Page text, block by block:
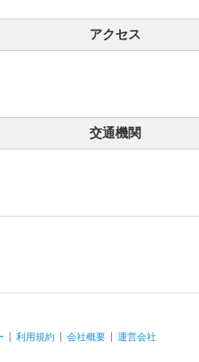
アクセス
交通機関
利用規約 会社概要 運営会社